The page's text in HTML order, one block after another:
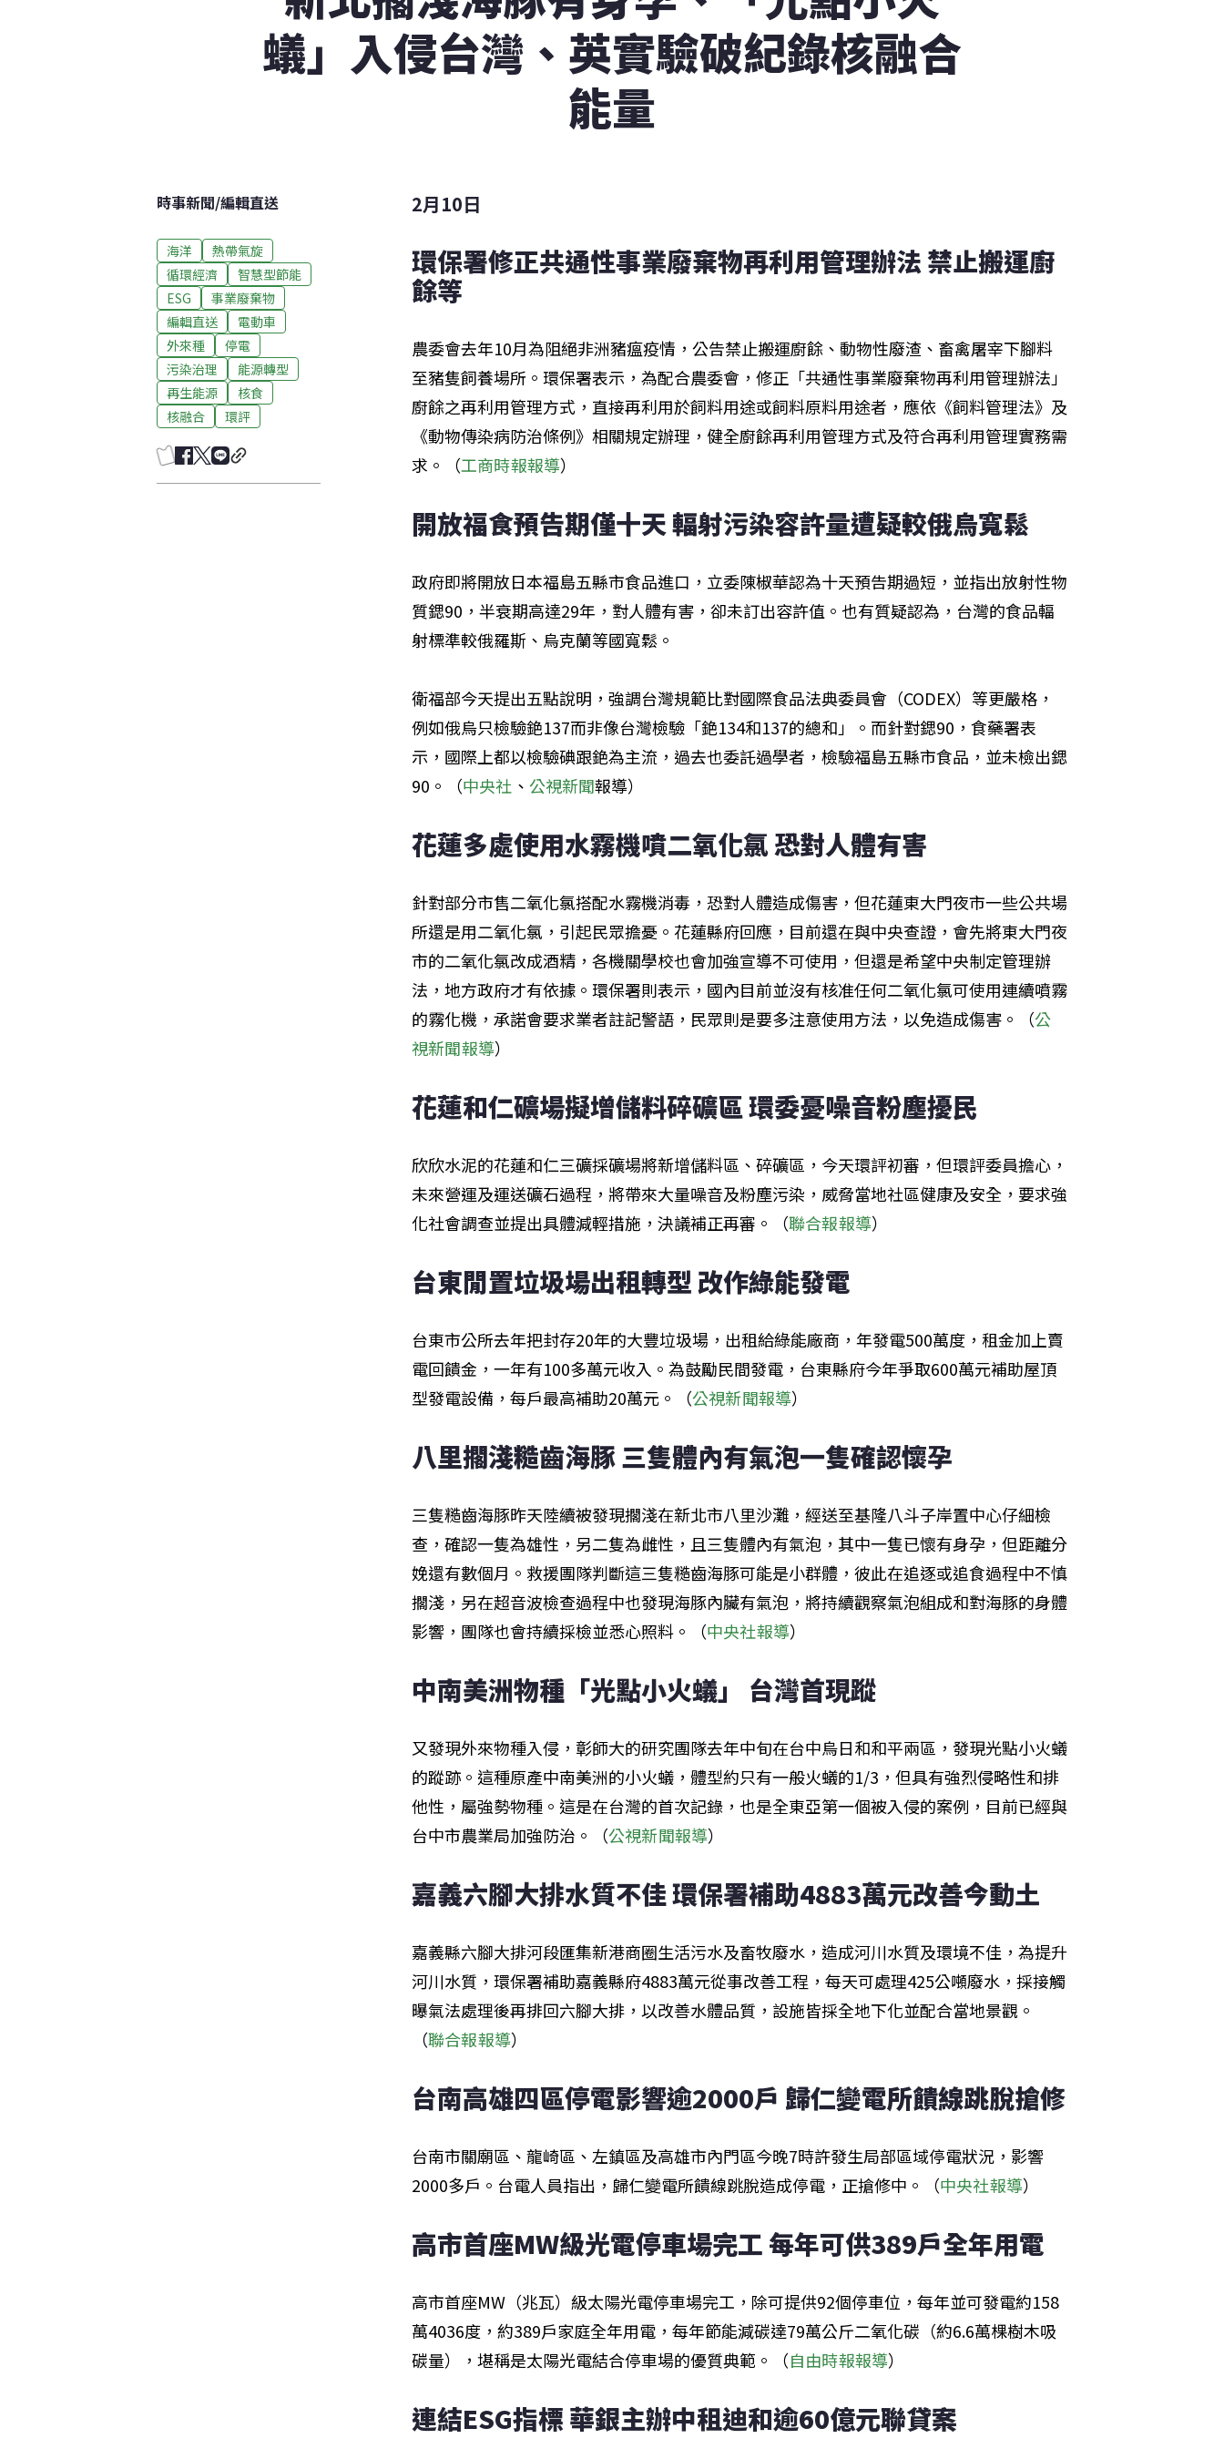
蟻」入侵台灣、英實驗破紀錄核融合
能量
時事新聞/編輯直送
海洋
熱帶氣旋
循環經濟
智慧型節能
ESG
事業廢棄物
編輯直送
電動車
外來種
停電
污染治理
能源轉型
再生能源
核食
核融合
環評
2月10日
環保署修正共通性事業廢棄物再利用管理辦法 禁止搬運廚
餘等
農委會去年10月為阻絕非洲豬瘟疫情，公告禁止搬運廚餘、動物性廢渣、畜禽屠宰下腳料
至豬隻飼養場所。環保署表示，為配合農委會，修正「共通性事業廢棄物再利用管理辦法」
廚餘之再利用管理方式，直接再利用於飼料用途或飼料原料用途者，應依《飼料管理法》及
《動物傳染病防治條例》相關規定辦理，健全廚餘再利用管理方式及符合再利用管理實務需
求。（工商時報報導）
開放福食預告期僅十天 輻射污染容許量遭疑較俄烏寬鬆
政府即將開放日本福島五縣市食品進口，立委陳椒華認為十天預告期過短，並指出放射性物
質鍶90，半衰期高達29年，對人體有害，卻未訂出容許值。也有質疑認為，台灣的食品輻
射標準較俄羅斯、烏克蘭等國寬鬆。
衛福部今天提出五點說明，強調台灣規範比對國際食品法典委員會（CODEX）等更嚴格，
例如俄烏只檢驗銫137而非像台灣檢驗「銫134和137的總和」。而針對鍶90，食藥署表
示，國際上都以檢驗碘跟銫為主流，過去也委託過學者，檢驗福島五縣市食品，並未檢出鍶
90。（中央社 、 公視新聞報導）
花蓮多處使用水霧機噴二氧化氯 恐對人體有害
針對部分市售二氧化氯搭配水霧機消毒，恐對人體造成傷害，但花蓮東大門夜市一些公共場
所還是用二氧化氯，引起民眾擔憂。花蓮縣府回應，目前還在與中央查證，會先將東大門夜
市的二氧化氯改成酒精，各機關學校也會加強宣導不可使用，但還是希望中央制定管理辦
法，地方政府才有依據。環保署則表示，國內目前並沒有核准任何二氧化氯可使用連續噴霧
的霧化機，承諾會要求業者註記警語，民眾則是要多注意使用方法，以免造成傷害。（公
視新聞報導）
花蓮和仁礦場擬增儲料碎礦區 環委憂噪音粉塵擾民
欣欣水泥的花蓮和仁三礦採礦場將新增儲料區、碎礦區，今天環評初審，但環評委員擔心，
未來營運及運送礦石過程，將帶來大量噪音及粉塵污染，威脅當地社區健康及安全，要求強
化社會調查並提出具體減輕措施，決議補正再審。（聯合報報導）
台東閒置垃圾場出租轉型 改作綠能發電
台東市公所去年把封存20年的大豐垃圾場，出租給綠能廠商，年發電500萬度，租金加上賣
電回饋金，一年有100多萬元收入。為鼓勵民間發電，台東縣府今年爭取600萬元補助屋頂
型發電設備，每戶最高補助20萬元。（公視新聞報導）
八里擱淺糙齒海豚 三隻體內有氣泡一隻確認懷孕
三隻糙齒海豚昨天陸續被發現擱淺在新北市八里沙灘，經送至基隆八斗子岸置中心仔細檢
查，確認一隻為雄性，另二隻為雌性，且三隻體內有氣泡，其中一隻已懷有身孕，但距離分
娩還有數個月。救援團隊判斷這三隻糙齒海豚可能是小群體，彼此在追逐或追食過程中不慎
擱淺，另在超音波檢查過程中也發現海豚內臟有氣泡，將持續觀察氣泡組成和對海豚的身體
影響，團隊也會持續採檢並悉心照料。（中央社報導）
中南美洲物種「光點小火蟻」 台灣首現蹤
又發現外來物種入侵，彰師大的研究團隊去年中旬在台中烏日和和平兩區，發現光點小火蟻
的蹤跡。這種原產中南美洲的小火蟻，體型約只有一般火蟻的1/3，但具有強烈侵略性和排
他性，屬強勢物種。這是在台灣的首次記錄，也是全東亞第一個被入侵的案例，目前已經與
台中市農業局加強防治。（公視新聞報導）
嘉義六腳大排水質不佳 環保署補助4883萬元改善今動土
嘉義縣六腳大排河段匯集新港商圈生活污水及畜牧廢水，造成河川水質及環境不佳，為提升
河川水質，環保署補助嘉義縣府4883萬元從事改善工程，每天可處理425公噸廢水，採接觸
曝氣法處理後再排回六腳大排，以改善水體品質，設施皆採全地下化並配合當地景觀。
（聯合報報導）
台南高雄四區停電影響逾2000戶 歸仁變電所饋線跳脫搶修
台南市關廟區、龍崎區、左鎮區及高雄市內門區今晚7時許發生局部區域停電狀況，影響
2000多戶。台電人員指出，歸仁變電所饋線跳脫造成停電，正搶修中。（中央社報導）
高市首座MW級光電停車場完工 每年可供389戶全年用電
高市首座MW（兆瓦）級太陽光電停車場完工，除可提供92個停車位，每年並可發電約158
萬4036度，約389戶家庭全年用電，每年節能減碳達79萬公斤二氧化碳（約6.6萬棵樹木吸
碳量），堪稱是太陽光電結合停車場的優質典範。（自由時報報導）
連結ESG指標 華銀主辦中租迪和逾60億元聯貸案